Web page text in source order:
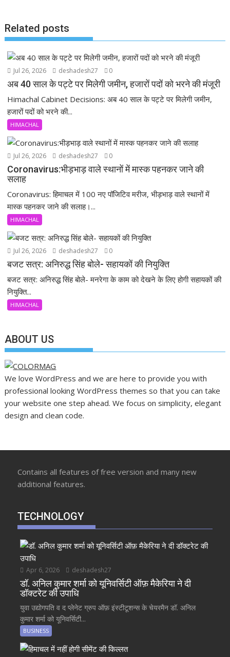
Related posts
Jul 26, 2026 deshadesh27 0
अब 40 साल के पट्टे पर मिलेगी जमीन, हजारों पदों को भरने की मंजूरी
Himachal Cabinet Decisions: अब 40 साल के पट्टे पर मिलेगी जमीन,
हजारों पदों को भरने की...
HIMACHAL
Jul 26, 2026 deshadesh27 0
Coronavirus:भीड़भाड़ वाले स्थानों में मास्क पहनकर जाने की
सलाह
Coronavirus: हिमाचल में 100 नए पॉजिटिव मरीज, भीड़भाड़ वाले स्थानों में
मास्क पहनकर जाने की सलाह।...
HIMACHAL
Jul 26, 2026 deshadesh27 0
बजट सत्र: अनिरुद्ध सिंह बोले- सहायकों की नियुक्ति
बजट सत्र: अनिरुद्ध सिंह बोले- मनरेगा के काम को देखने के लिए होगी सहायकों की
नियुक्ति...
HIMACHAL
ABOUT US
We love WordPress and we are here to provide you with
professional looking WordPress themes so that you can take
your website one step ahead. We focus on simplicity, elegant
design and clean code.
Contains all features of free version and many new
additional features.
TECHNOLOGY
Apr 6, 2026 deshadesh27
डॉ. अनिल कुमार शर्मा को यूनिवर्सिटी ऑफ़ मैकेरिया ने दी
डॉक्टरेट की उपाधि
युवा उद्योगपति व द प्लेनेट ग्रुप ऑफ़ इंस्टीटूशन्स के चेयरमैन डॉ. अनिल
कुमार शर्मा को यूनिवर्सिटी...
BUSINESS